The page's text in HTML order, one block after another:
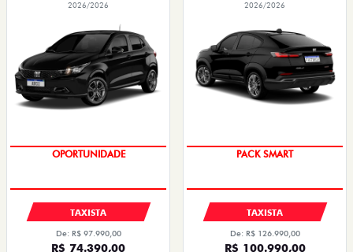
2026/2026
OPORTUNIDADE
TAXISTA
De: R$ 97.990,00
R$ 74.390,00
2026/2026
PACK SMART
TAXISTA
De: R$ 126.990,00
R$ 100.990,00